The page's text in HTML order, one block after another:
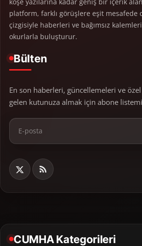
platform, farklı görüşlere eşit mesafede
çizgisiyle haberleri ve bağımsız
okurlarla buluşturur.
Bülten
En son haberleri, güncellemeleri ve
gelen kutunuza almak için abone
CUMHA Kategorileri